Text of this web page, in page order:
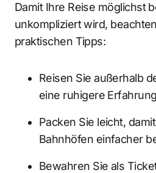
Damit Ihre Reise möglichst
unkompliziert wird,
praktischen Tipps:
Reisen Sie außerhalb
eine ruhigere
Packen Sie leicht,
Bahnhöfen einfacher
Bewahren Sie als